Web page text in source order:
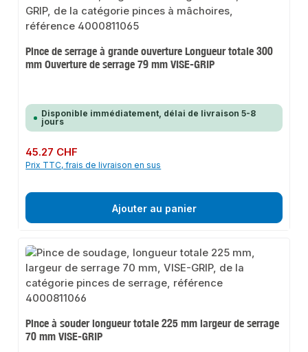
Pince de serrage à grande ouverture Longueur totale 300
mm Ouverture de serrage 79 mm VISE-GRIP
Disponible immédiatement, délai de livraison 5-8
jours
Prix régulier :
45.27 CHF
Prix TTC, frais de livraison en sus
Ajouter au panier
Pince à souder longueur totale 225 mm largeur de serrage
70 mm VISE-GRIP